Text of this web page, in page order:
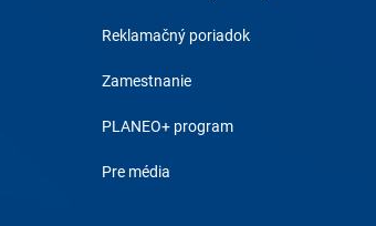
Reklamačný poriadok
Zamestnanie
PLANEO+ program
Pre média